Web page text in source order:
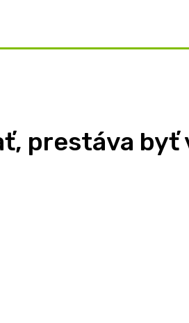
prestáva byť